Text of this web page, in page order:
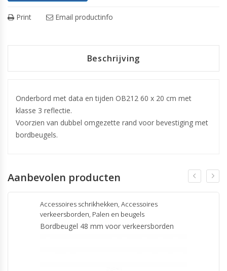
Print Email productinfo
Beschrijving
Onderbord met data en tijden OB212 60 x 20 cm met
klasse 3 reflectie.
Voorzien van dubbel omgezette rand voor bevestiging met
bordbeugels.
Aanbevolen producten
Accessoires schrikhekken, Accessoires
verkeersborden, Palen en beugels
Bordbeugel 48 mm voor verkeersborden